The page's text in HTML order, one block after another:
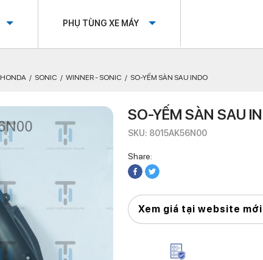
PHỤ TÙNG XE MÁY
HONDA SONIC WINNER - SONIC SO-YẾM SÀN SAU INDO
SO-YẾM SÀN SAU
SKU: 8015AK56N00
Share:
Xem giá tại website mới